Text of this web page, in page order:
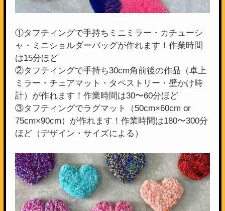
①タフティングで手持ちミニミラー・カチューシ
ャ・ミニショルダーバッグが作れます！作業時間
は15分ほど
②タフティングで手持ち30cm角前後の作品（卓上
ミラー・チェアマット・タペストリー・壁かけ時
計）が作れます！作業時間は30〜60分ほど
③タフティングでラグマット（50cm×60cm or
75cm×90cm）が作れます！作業時間は180〜300分
ほど（デザイン・サイズによる）